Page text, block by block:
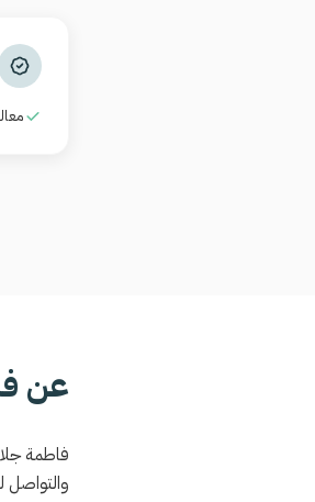
عن
فاطمة
والتواصل